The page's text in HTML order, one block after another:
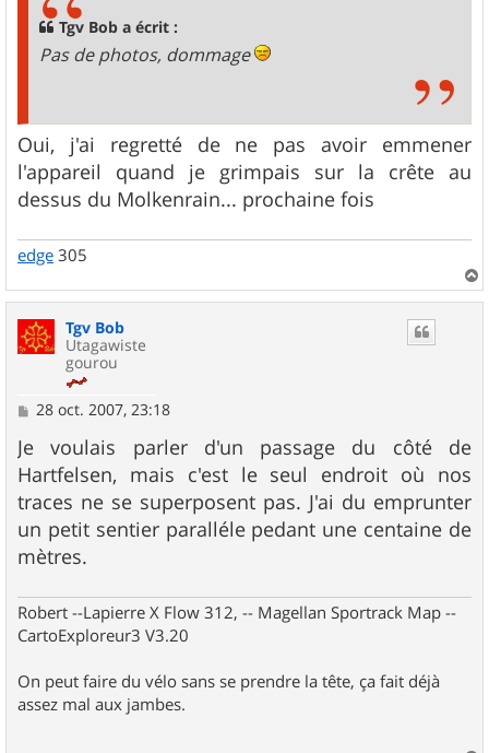
Tgv Bob a écrit :
Pas de photos, dommage
Oui, j'ai regretté de ne pas avoir emmener
l'appareil quand je grimpais sur la crête au
dessus du Molkenrain... prochaine fois
edge 305
a
Tgv Bob
Utagawiste
gourou
M
s
s
a
g
e
28 oct. 2007, 23:18
Je voulais parler d'un passage du côté de
Hartfelsen, mais c'est le seul endroit où nos
traces ne se superposent pas. J'ai du emprunter
un petit sentier paralléle pedant une centaine de
mètres.
Robert --Lapierre X Flow 312, -- Magellan Sportrack Map --
CartoExploreur3 V3.20
On peut faire du vélo sans se prendre la tête, ça fait déjà
assez mal aux jambes.